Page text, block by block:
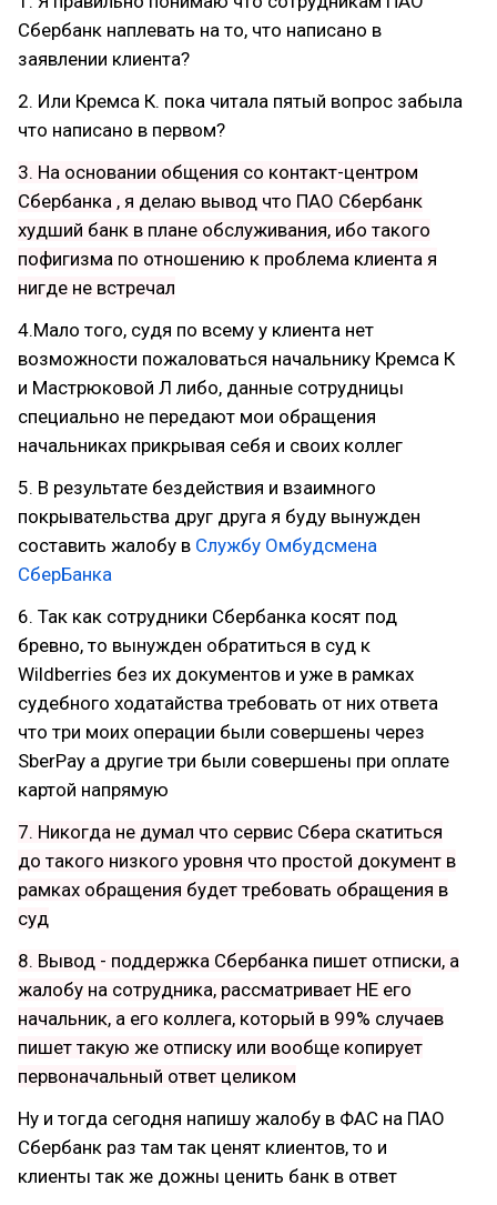
Сбербанк наплевать на то, что написано в
заявлении клиента?
2. Или Кремса К. пока читала пятый вопрос забыла
что написано в первом?
3. На основании общения со контакт-центром
Сбербанка , я делаю вывод что ПАО Сбербанк
худший банк в плане обслуживания, ибо такого
пофигизма по отношению к проблема клиента я
нигде не встречал
4.Мало того, судя по всему у клиента нет
возможности пожаловаться начальнику Кремса К
и Мастрюковой Л либо, данные сотрудницы
специально не передают мои обращения
начальниках прикрывая себя и своих коллег
5. В результате бездействия и взаимного
покрывательства друг друга я буду вынужден
составить жалобу в Службу Омбудсмена
СберБанка
6. Так как сотрудники Сбербанка косят под
бревно, то вынужден обратиться в суд к
Wildberries без их документов и уже в рамках
судебного ходатайства требовать от них ответа
что три моих операции были совершены через
SberPay а другие три были совершены при оплате
картой напрямую
7. Никогда не думал что сервис Сбера скатиться
до такого низкого уровня что простой документ в
рамках обращения будет требовать обращения в
суд
8. Вывод - поддержка Сбербанка пишет отписки, а
жалобу на сотрудника, рассматривает НЕ его
начальник, а его коллега, который в 99% случаев
пишет такую же отписку или вообще копирует
первоначальный ответ целиком
Ну и тогда сегодня напишу жалобу в ФАС на ПАО
Сбербанк раз там так ценят клиентов, то и
клиенты так же дожны ценить банк в ответ